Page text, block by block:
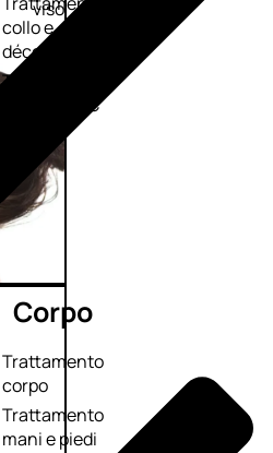
collo e
décolleté
Trattamento
viso BB e CC
viso
Corpo
Trattamento
corpo
Trattamento
mani e piedi